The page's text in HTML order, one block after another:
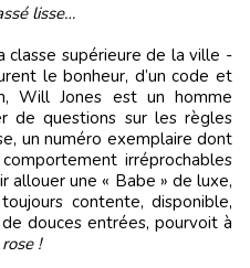
lisse…
classe supérieure de la ville -
le bonheur, d’un code et
Will Jones est un homme
de questions sur les règles
un numéro exemplaire dont
irréprochables
allouer une « Babe » de luxe,
contente, disponible,
douces entrées, pourvoit à
!